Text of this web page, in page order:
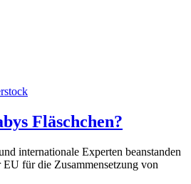
Fläschchen?
internationale Experten beanstanden
für die Zusammensetzung von